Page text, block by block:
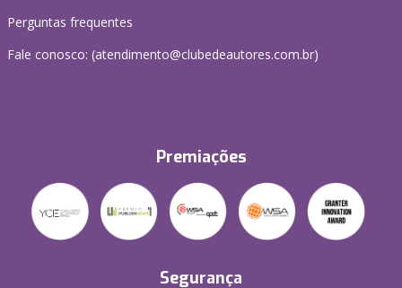
Perguntas frequentes
Fale conosco: (atendimento@clubedeautores.com.br)
Premiações
Segurança